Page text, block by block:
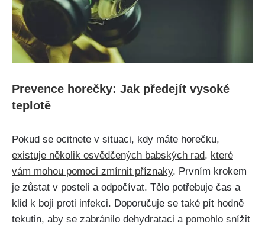
Prevence horečky: Jak‌ předejít ⁣vysoké
teplotě
Pokud se ocitnete v situaci, kdy máte horečku,
existuje několik osvědčených babských rad, které
vám mohou pomoci zmírnit příznaky. Prvním krokem
je zůstat v posteli​ a odpočívat. Tělo potřebuje čas a
klid k boji proti infekci. Doporučuje se také pít hodně
tekutin, aby⁣ se‍ zabránilo ​dehydrataci a pomohlo snížit